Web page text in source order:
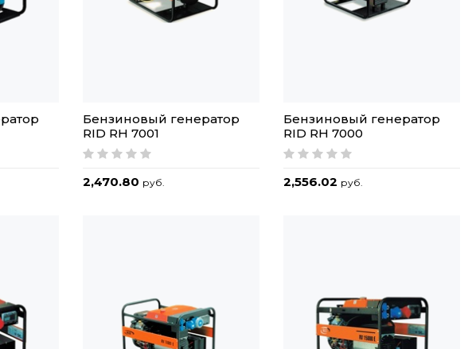
Бензиновый генератор
RID RH 7001
2,470.80 руб.
Бензиновый генератор
RID RH 7000
2,556.02 руб.